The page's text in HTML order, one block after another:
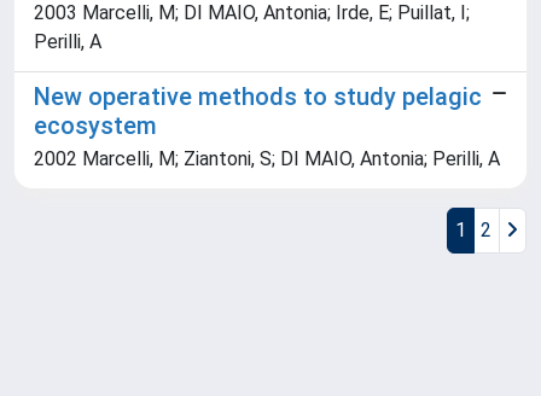
2003 Marcelli, M; DI MAIO, Antonia; Irde, E; Puillat, I;
Perilli, A
New operative methods to study pelagic
ecosystem
2002 Marcelli, M; Ziantoni, S; DI MAIO, Antonia; Perilli, A
1 2